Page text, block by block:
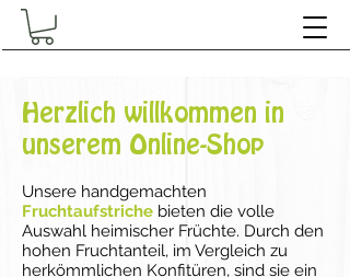
Herzlich willkommen in
unserem Online-Shop
Unsere handgemachten
Fruchtaufstriche bieten die volle
Auswahl heimischer Früchte. Durch den
hohen Fruchtanteil, im Vergleich zu
herkömmlichen Konfitüren, sind sie ein